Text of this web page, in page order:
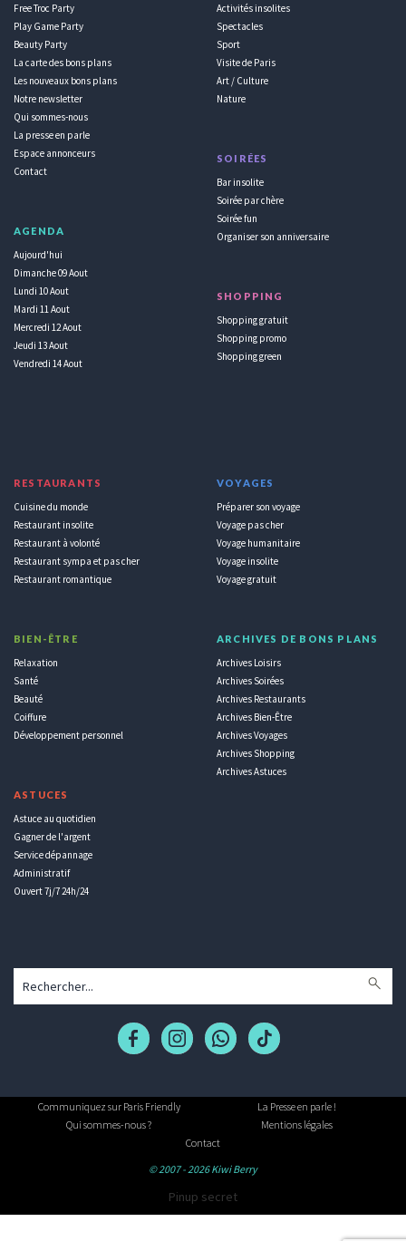
Free Troc Party
Play Game Party
Beauty Party
La carte des bons plans
Les nouveaux bons plans
Notre newsletter
Qui sommes-nous
La presse en parle
Espace annonceurs
Contact
AGENDA
Aujourd'hui
Dimanche 09 Aout
Lundi 10 Aout
Mardi 11 Aout
Mercredi 12 Aout
Jeudi 13 Aout
Vendredi 14 Aout
Activités insolites
Spectacles
Sport
Visite de Paris
Art / Culture
Nature
SOIRÉES
Bar insolite
Soirée par chère
Soirée fun
Organiser son anniversaire
SHOPPING
Shopping gratuit
Shopping promo
Shopping green
RESTAURANTS
Cuisine du monde
Restaurant insolite
Restaurant à volonté
Restaurant sympa et pas cher
Restaurant romantique
BIEN-ÊTRE
Relaxation
Santé
Beauté
Coiffure
Développement personnel
ASTUCES
Astuce au quotidien
Gagner de l'argent
Service dépannage
Administratif
Ouvert 7j/7 24h/24
VOYAGES
Préparer son voyage
Voyage pas cher
Voyage humanitaire
Voyage insolite
Voyage gratuit
ARCHIVES DE BONS PLANS
Archives Loisirs
Archives Soirées
Archives Restaurants
Archives Bien-Être
Archives Voyages
Archives Shopping
Archives Astuces
Communiquez sur Paris Friendly
La Presse en parle !
Qui sommes-nous ?
Mentions légales
Contact
© 2007 - 2026 Kiwi Berry
Pinup secret